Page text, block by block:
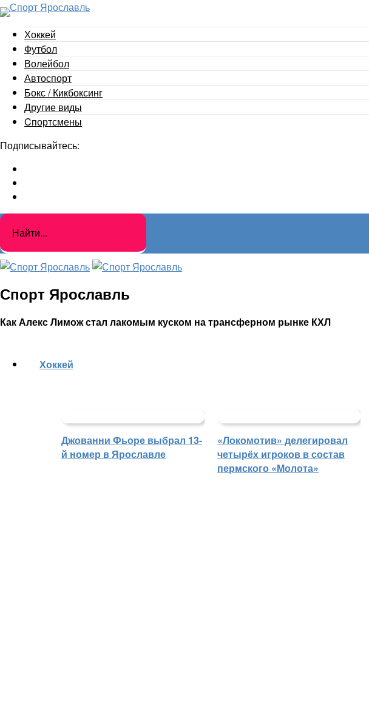
Хоккей
Футбол
Волейбол
Автоспорт
Бокс / Кикбоксинг
Другие виды
Cпортсмены
Подписывайтесь:
Спорт Ярославль
Как Алекс Лимож стал лакомым куском на трансферном рынке КХЛ
Хоккей
Джованни Фьоре выбрал 13-
й номер в Ярославле
«Локомотив» делегировал
четырёх игроков в состав
пермского «Молота»